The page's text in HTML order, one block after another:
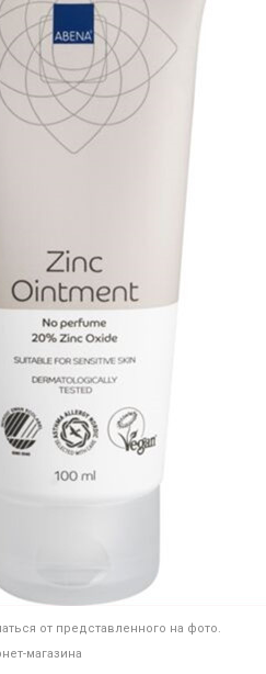
от представленного на фото.
магазина